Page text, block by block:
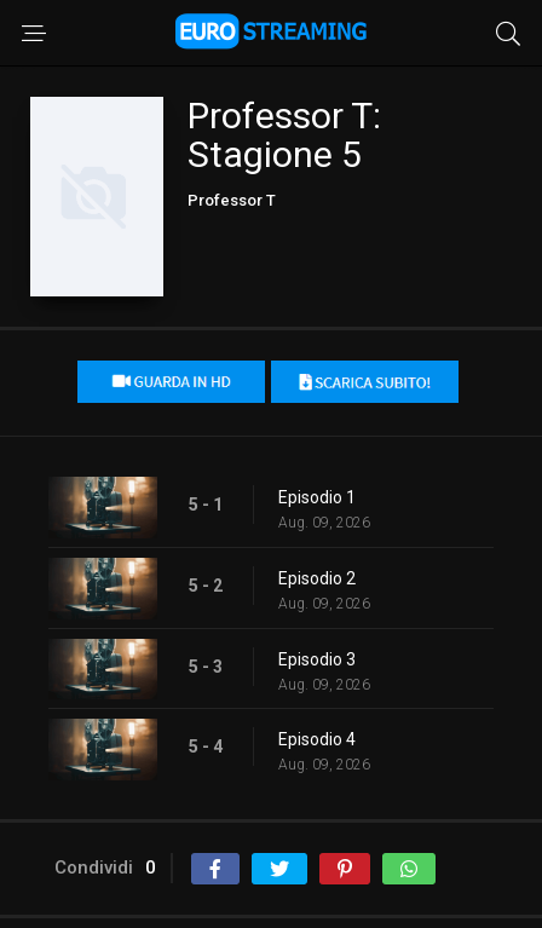
Professor T:
Stagione 5
Professor T
5 - 1 Episodio 1
Aug. 09, 2026
5 - 2 Episodio 2
Aug. 09, 2026
5 - 3 Episodio 3
Aug. 09, 2026
5 - 4 Episodio 4
Aug. 09, 2026
Condividi 0